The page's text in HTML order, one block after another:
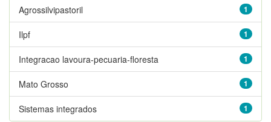
1
Agrossilvipastoril
1
Ilpf
1
Integracao lavoura-pecuaria-floresta
1
Mato Grosso
1
Sistemas integrados